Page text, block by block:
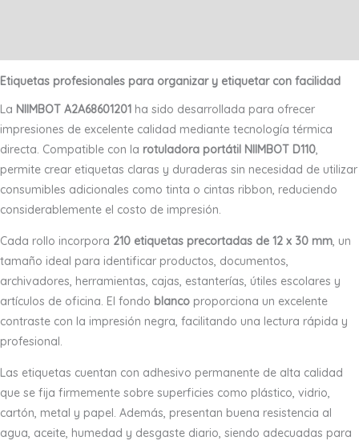
A2A68601201
cantidad
Etiquetas profesionales para organizar y etiquetar con facilidad
La NIIMBOT A2A68601201 ha sido desarrollada para ofrecer
impresiones de excelente calidad mediante tecnología térmica
directa. Compatible con la rotuladora portátil NIIMBOT D110,
permite crear etiquetas claras y duraderas sin necesidad de utilizar
consumibles adicionales como tinta o cintas ribbon, reduciendo
considerablemente el costo de impresión.
Cada rollo incorpora 210 etiquetas precortadas de 12 x 30 mm, un
tamaño ideal para identificar productos, documentos,
archivadores, herramientas, cajas, estanterías, útiles escolares y
artículos de oficina. El fondo blanco proporciona un excelente
contraste con la impresión negra, facilitando una lectura rápida y
profesional.
Las etiquetas cuentan con adhesivo permanente de alta calidad
que se fija firmemente sobre superficies como plástico, vidrio,
cartón, metal y papel. Además, presentan buena resistencia al
agua, aceite, humedad y desgaste diario, siendo adecuadas para